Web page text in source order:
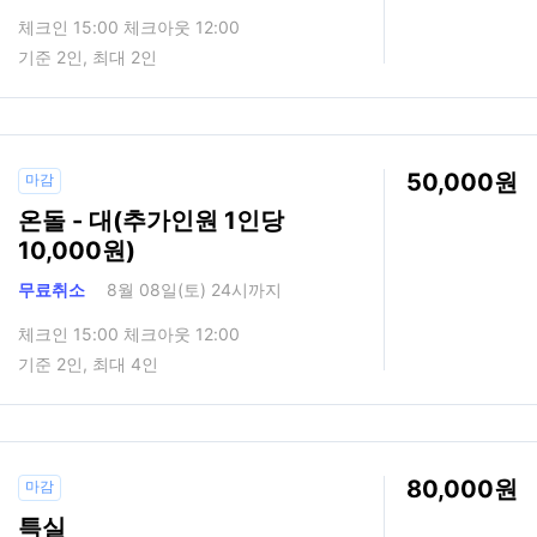
체크인 15:00 체크아웃 12:00
기준 2인, 최대 2인
마감
온돌 - 대(추가인원 1인당
10,000원)
무료취소 8월 08일(토) 24시까지
체크인 15:00 체크아웃 12:00
기준 2인, 최대 4인
50,000
마감
특실
80,000